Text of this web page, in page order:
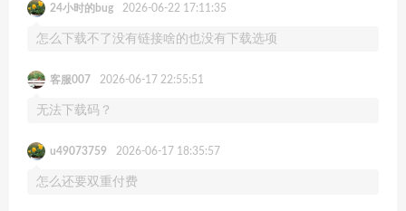
24小时的bug 2026-06-22 17:11:35
怎么下载不了没有链接啥的也没有下载选项
客服007 2026-06-17 22:55:51
无法下载码？
u49073759 2026-06-17 18:35:57
怎么还要双重付费